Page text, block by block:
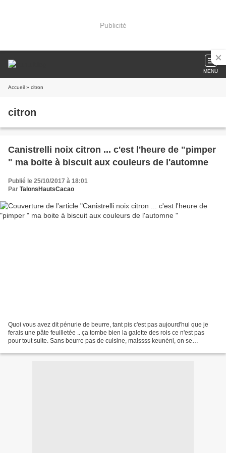
Publicité
MENU
Accueil » citron
citron
Canistrelli noix citron ... c'est l'heure de "pimper
" ma boite à biscuit aux couleurs de l'automne
Publié le 25/10/2017 à 18:01
Par TalonsHautsCacao
Quoi vous avez dit pénurie de beurre, tant pis c'est pas aujourd'hui que je
ferais une pâte feuilletée .. ça tombe bien la galette des rois ce n'est pas
pour tout suite. Sans beurre pas de cuisine, maissss keunéni, on se